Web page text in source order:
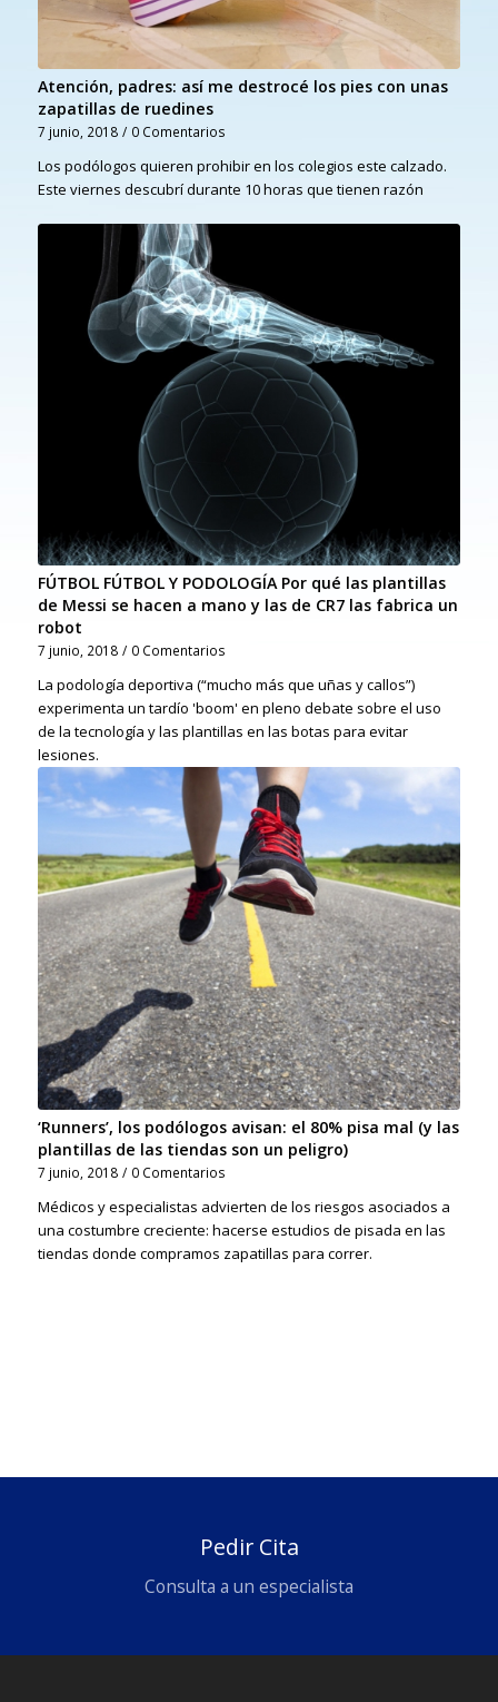
Atención, padres: así me destrocé los pies con unas
zapatillas de ruedines
7 junio, 2018 / 0 Comentarios
Los podólogos quieren prohibir en los colegios este calzado.
Este viernes descubrí durante 10 horas que tienen razón
FÚTBOL FÚTBOL Y PODOLOGÍA Por qué las plantillas
de Messi se hacen a mano y las de CR7 las fabrica un
robot
7 junio, 2018 / 0 Comentarios
La podología deportiva (“mucho más que uñas y callos”)
experimenta un tardío 'boom' en pleno debate sobre el uso
de la tecnología y las plantillas en las botas para evitar
lesiones.
‘Runners’, los podólogos avisan: el 80% pisa mal (y las
plantillas de las tiendas son un peligro)
7 junio, 2018 / 0 Comentarios
Médicos y especialistas advierten de los riesgos asociados a
una costumbre creciente: hacerse estudios de pisada en las
tiendas donde compramos zapatillas para correr.
Pedir Cita
Consulta a un especialista